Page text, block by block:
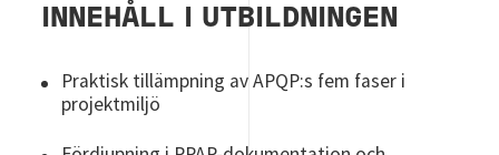
INNEHÅLL I UTBILDNINGEN
Praktisk tillämpning av APQP:s fem faser i
projektmiljö